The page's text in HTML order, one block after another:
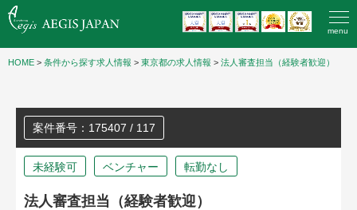
menu
HOME > 条件から探す求人情報 > 東京都の求人情報 > 法人審査担当（経験者歓迎）
案件番号：175407 / 117
未経験可 ベンチャー 転勤なし
法人審査担当（経験者歓迎）